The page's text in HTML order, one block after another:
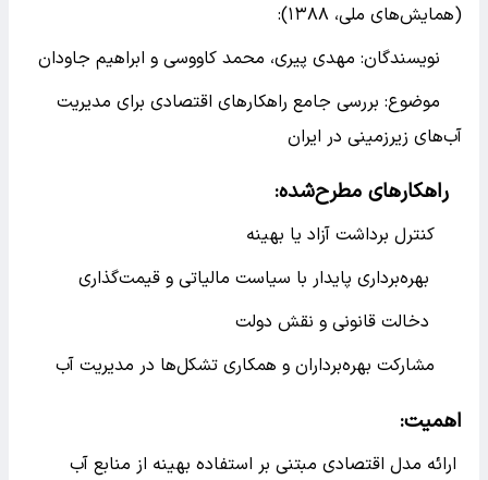
(همایش‌های ملی، ۱۳۸۸):
نویسندگان: مهدی پیری، محمد کاووسی و ابراهیم جاودان
موضوع: بررسی جامع راهکارهای اقتصادی برای مدیریت
آب‌های زیرزمینی در ایران
راهکارهای مطرح‌شده:
کنترل برداشت آزاد یا بهینه
بهره‌برداری پایدار با سیاست مالیاتی و قیمت‌گذاری
دخالت قانونی و نقش دولت
مشارکت بهره‌برداران و همکاری تشکل‌ها در مدیریت آب
اهمیت:
ارائه مدل اقتصادی مبتنی بر استفاده بهینه از منابع آب